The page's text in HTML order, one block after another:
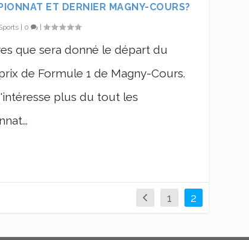
ET DERNIER MAGNY-COURS?
| 0 |
que sera donné le départ du
de Formule 1 de Magny-Cours.
plus du tout les
1 2